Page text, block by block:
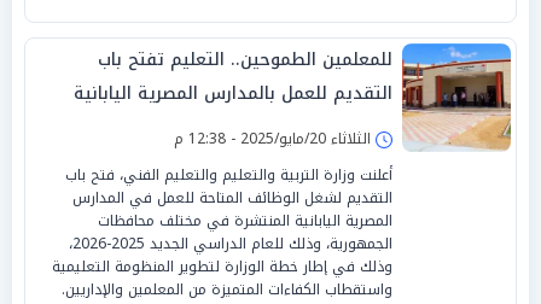
للمعلمين الطموحين.. التعليم تفتح باب
التقديم للعمل بالمدارس المصرية اليابانية
الثلاثاء 20/مايو/2025 - 12:38 م
أعلنت وزارة التربية والتعليم والتعليم الفني، فتح باب
التقديم لشغل الوظائف المتاحة للعمل في المدارس
المصرية اليابانية المنتشرة في مختلف محافظات
الجمهورية، وذلك للعام الدراسي الجديد 2025-2026،
وذلك في إطار خطة الوزارة لتطوير المنظومة التعليمية
واستقطاب الكفاءات المتميزة من المعلمين والإداريين.